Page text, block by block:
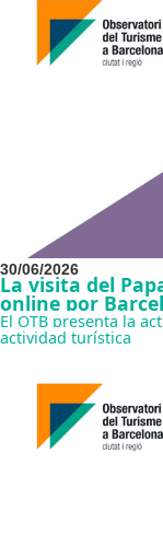
30/06/2026
La visita del
online por
El OTB presenta la
actividad turística